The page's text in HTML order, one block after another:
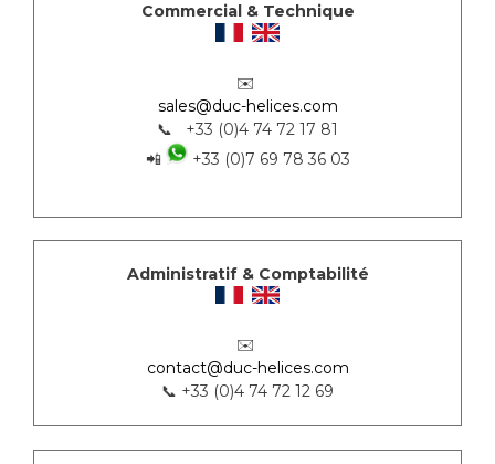
Commercial & Technique
✉️
sales@duc-helices.com
📞 +33 (0)4 74 72 17 81
📲
+33 (0)7 69 78 36 03
Administratif & Comptabilité
✉️
contact@duc-helices.com
📞 +33 (0)4 74 72 12 69